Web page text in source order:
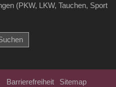
(PKW, LKW, Tauchen, Sport
Barrierefreiheit Sitemap